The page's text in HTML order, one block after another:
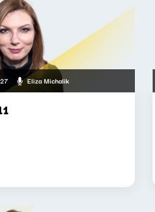
Eliza Michalik